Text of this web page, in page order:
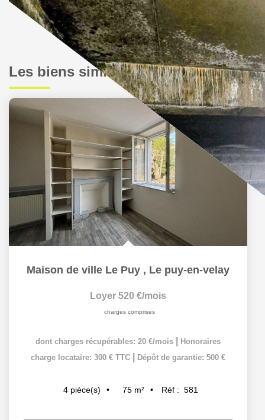
Les biens similaires
Maison de ville Le Puy , Le puy-en-velay
Loyer 520 €/mois
charges comprises
dont charges récupérables: 20 €/mois
Honoraires
charge locataire: 300 € TTC
Dépôt de garantie: 500 €
4 pièce(s) 75 m² Réf : 581